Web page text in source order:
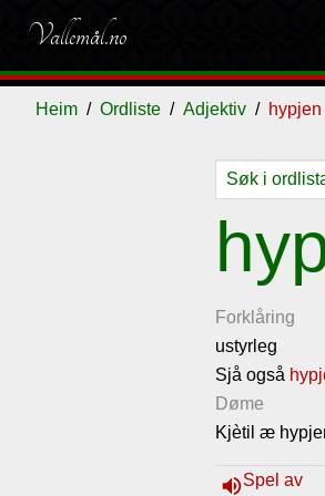
Vallemål.no
Heim Ordliste Adjektiv hypjen
Forklåring
ustyrleg
Sjå også
Døme
Kjètil æ
volume_upSpel av